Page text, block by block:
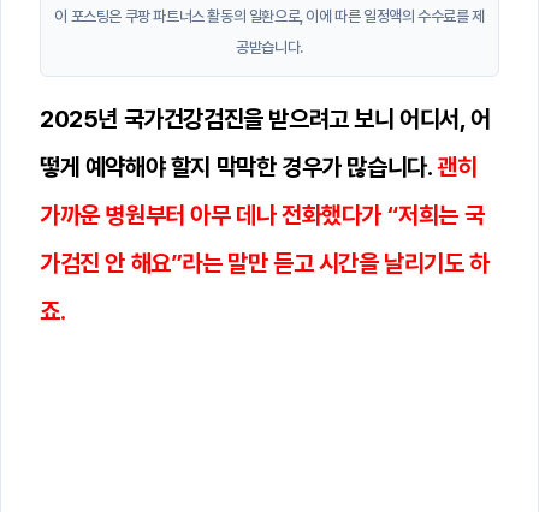
이 포스팅은 쿠팡 파트너스 활동의 일환으로, 이에 따른 일정액의 수수료를 제
공받습니다.
2025년 국가건강검진을 받으려고 보니 어디서, 어
떻게 예약해야 할지 막막한 경우가 많습니다.괜히
가까운 병원부터 아무 데나 전화했다가 “저희는 국
가검진 안 해요”라는 말만 듣고 시간을 날리기도 하
죠.